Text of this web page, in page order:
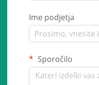
Ime podjetja
Sporočilo